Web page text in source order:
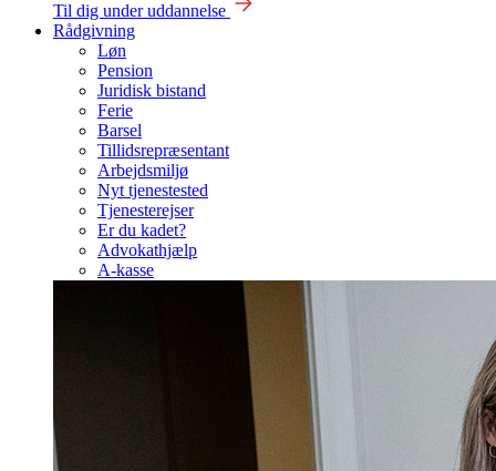
Til dig under uddannelse
Rådgivning
Løn
Pension
Juridisk bistand
Ferie
Barsel
Tillidsrepræsentant
Arbejdsmiljø
Nyt tjenestested
Tjenesterejser
Er du kadet?
Advokathjælp
A-kasse